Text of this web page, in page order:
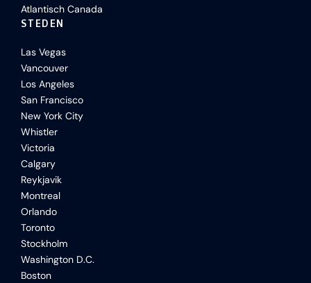
Atlantisch Canada
STEDEN
Las Vegas
Vancouver
Los Angeles
San Francisco
New York City
Whistler
Victoria
Calgary
Reykjavik
Montreal
Orlando
Toronto
Stockholm
Washington D.C.
Boston